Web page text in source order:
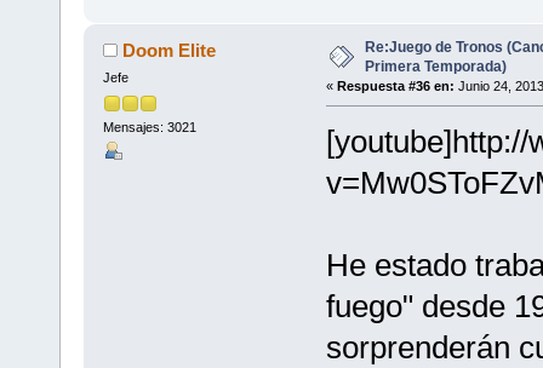
Doom Elite
Jefe
Mensajes: 3021
Re:Juego de Tronos
Primera Temporada)
« Respuesta #36 en: Junio 24,
[youtube]http://
He estado
fuego" desde
sorprenderán